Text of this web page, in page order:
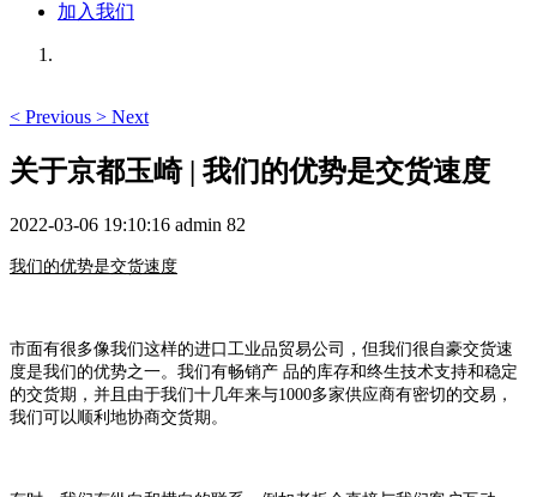
加入我们
< Previous > Next
关于京都玉崎 | 我们的优势是交货速度
2022-03-06 19:10:16 admin 82
我们的优势是交货速度
市面有很多像我们这样的进口工业品贸易公司，但我们很自豪交货速
度是我们的优势之一。我们有畅销产 品的库存和终生技术支持和稳定
的交货期，并且由于我们十几年来与1000多家供应商有密切的交易，
我们可以顺利地协商交货期。